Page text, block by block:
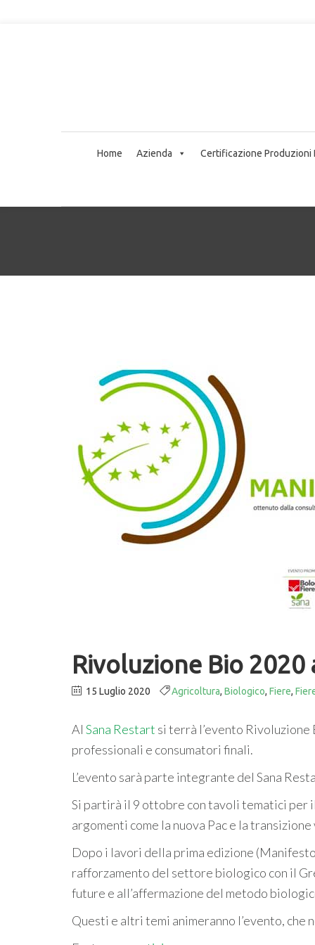
Home Azienda Certificazione Produzioni
Rivoluzione Bio 2020
15 Luglio 2020 Agricoltura, Biologico, Fiere,
Al Sana Restart si terrà l’evento
professionali e consumatori finali.
L’evento sarà parte integrante del Sana
Si partirà il 9 ottobre con tavoli tematici
argomenti come la nuova Pac e la
Dopo i lavori della prima edizione
rafforzamento del settore biologico con il
future e all’affermazione del metodo
Questi e altri temi animeranno l’evento, che